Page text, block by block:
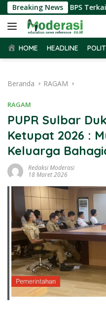
Langsung
ke
konten
Breaking News
Audiensi BPS Terkait
HOME HEADLINE
Beranda RAGAM
RAGAM
PUPR Sulbar
Ketupat 2026 :
Keluarga
Redaksi Moderasi
18 Maret 2026